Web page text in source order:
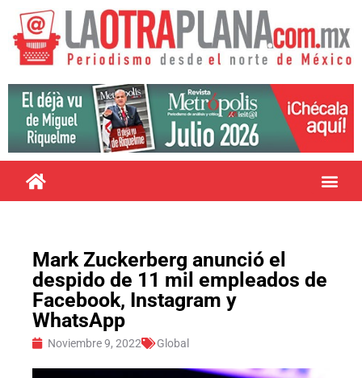
Mark Zuckerberg anunció el
despido de 11 mil empleados de
Facebook, Instagram y
WhatsApp
Noviembre 9, 2022 Global